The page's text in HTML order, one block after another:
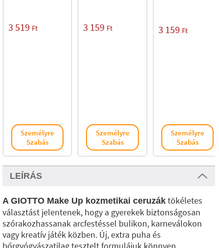
3 519 Ft
Személyre
Szabás
3 159 Ft
Személyre
Szabás
3 159 Ft
Személyre
Szabás
LEÍRÁS
A GIOTTO Make Up kozmetikai ceruzák tökéletes
választást jelentenek, hogy a gyerekek biztonságosan
szórakozhassanak arcfestéssel bulikon, karneválokon
vagy kreatív játék közben. Új, extra puha és
bőrgyógyászatilag tesztelt formulájuk könnyen